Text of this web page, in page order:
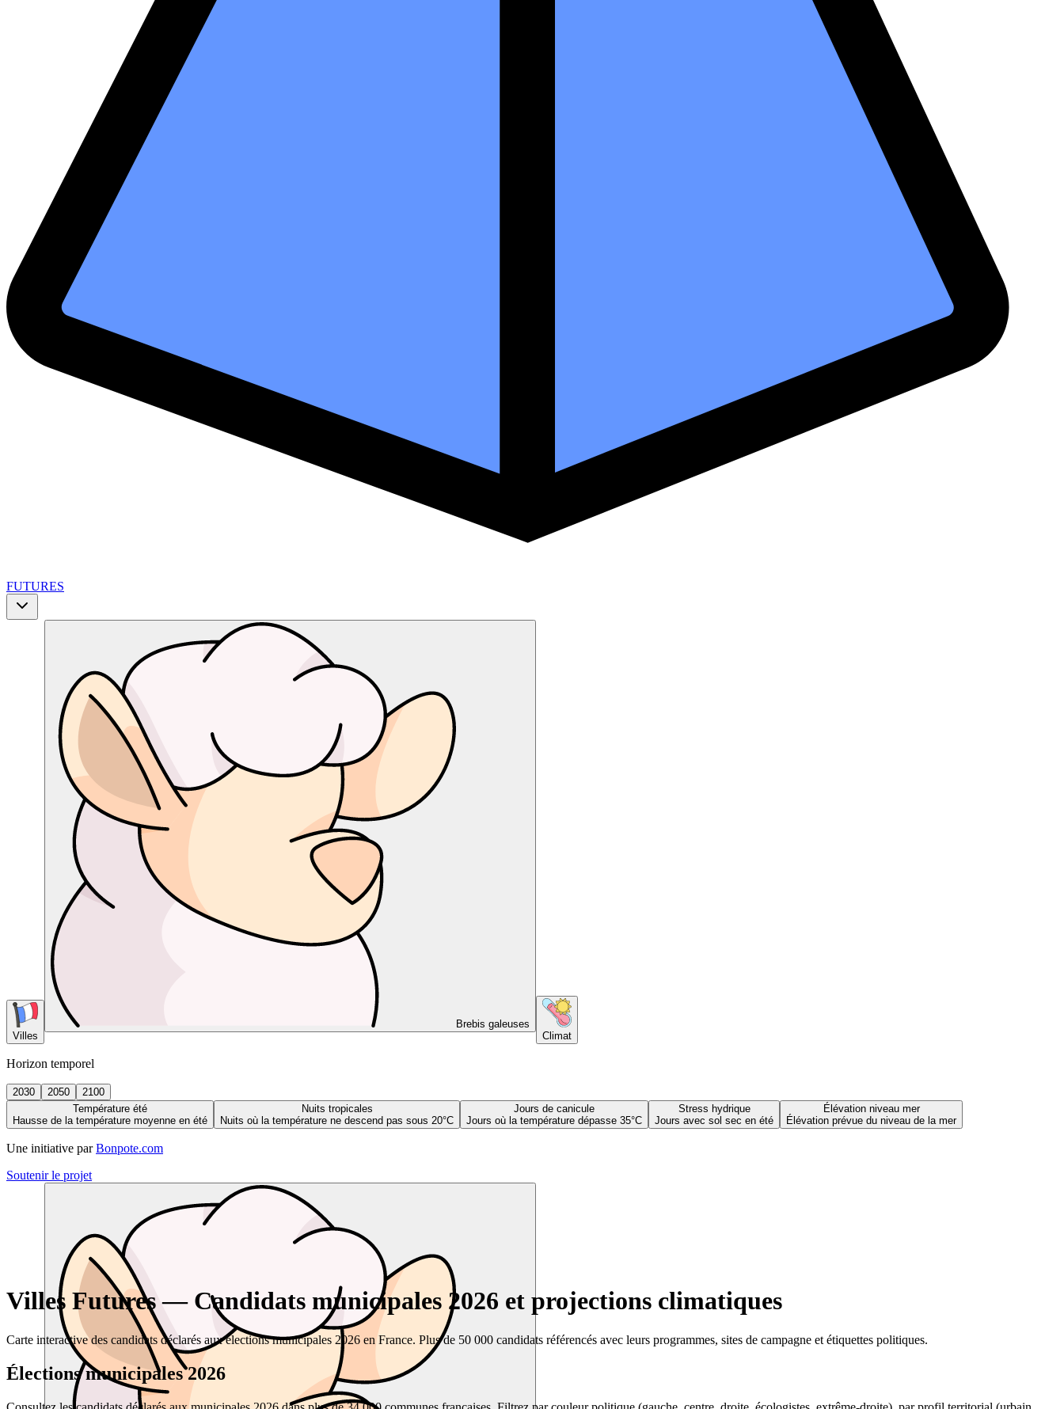
FUTURES
Villes
Brebis galeuses
Climat
Horizon temporel
2030 2050
2100
Température été
Hausse de la température moyenne en été
Nuits tropicales
Nuits où la température ne descend pas sous 20°C
Jours de canicule
Jours où la température dépasse 35°C
Stress hydrique
Jours avec sol sec en été
Élévation niveau mer
Élévation prévue du niveau de la mer
Une initiative par Bonpote.com
Soutenir le projet
Villes Futures — Candidats municipales 2026 et projections climatiques
Carte interactive des candidats déclarés aux élections municipales 2026 en France. Plus de 50 000 candidats référencés avec leurs programmes, sites de campagne et étiquettes politiques.
Élections municipales 2026